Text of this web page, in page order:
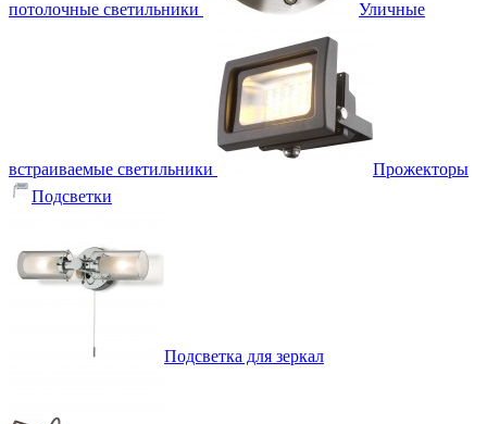
потолочные светильники Уличные
встраиваемые светильники
Прожекторы
Подсветки
Подсветка для зеркал